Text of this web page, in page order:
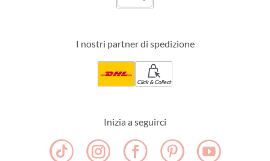
I nostri partner di spedizione
Click & Collect
Inizia a seguirci